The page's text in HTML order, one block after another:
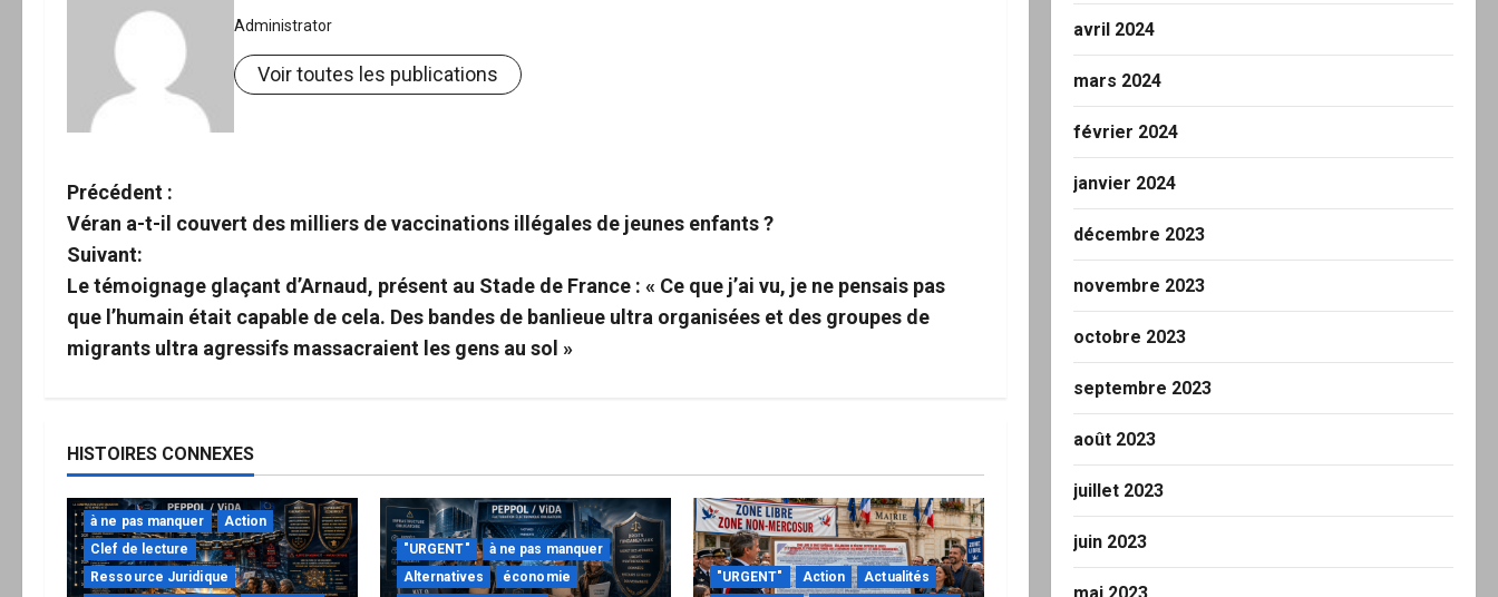
Administrator
Voir toutes les publications
N
a
v
i
t
o
Précédent :
Véran a-t-il couvert des milliers de vaccinations illégales de jeunes enfants ?
Suivant:
Le témoignage glaçant d’Arnaud, présent au Stade de France : « Ce que j’ai vu, je ne pensais pas
que l’humain était capable de cela. Des bandes de banlieue ultra organisées et des groupes de
migrants ultra agressifs massacraient les gens au sol »
HISTOIRES CONNEXES
à ne pas manquer
Action
Clef de lecture
Ressource Juridique
"URGENT"
à ne pas manquer
Alternatives
économie "URGENT" Action Actualités
avril 2024
mars 2024
février 2024
janvier 2024
décembre 2023
novembre 2023
octobre 2023
septembre 2023
août 2023
juillet 2023
juin 2023